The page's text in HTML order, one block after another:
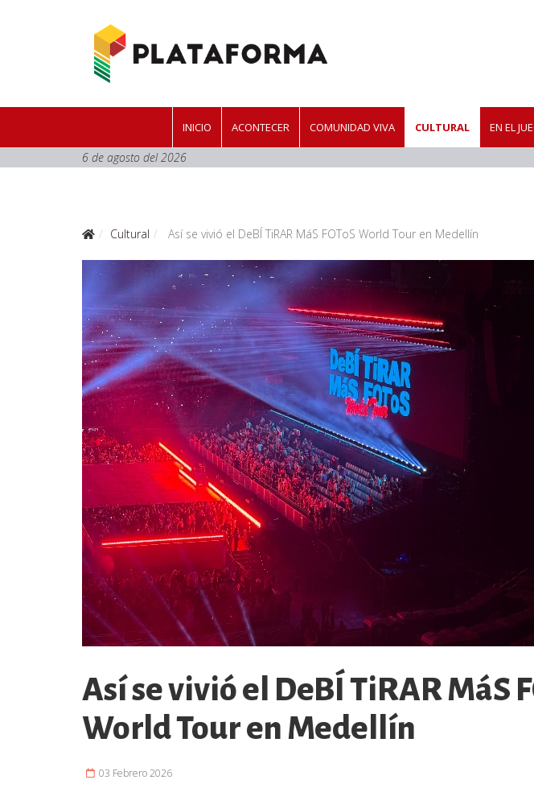
INICIO ACONTECER COMUNIDAD VIVA CULTURAL EN EL
6 de agosto del 2026
Cultural Así se vivió el DeBÍ TiRAR MáS FOToS World Tour en Medellín
Así se vivió el DeBÍ TiRAR MáS
World Tour en Medellín
03 Febrero 2026